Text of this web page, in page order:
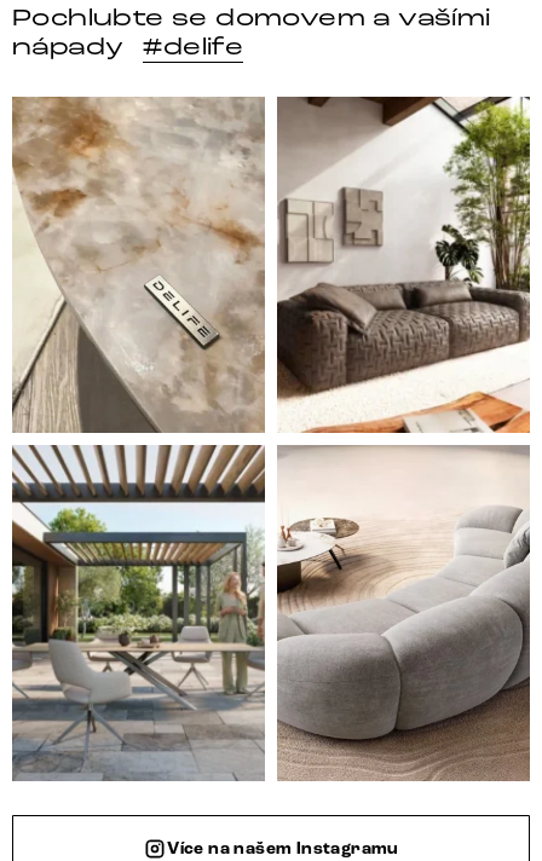
Pochlubte se domovem a vašími
nápady
#delife
DELIFE – Nábytek, který promění dům v domov. Domo
Místo, kam se budeš těšit
Styl, odolnost a společné chvíle pod širým nebem.
Ne každá pohovka je jen
Více na našem Instagramu